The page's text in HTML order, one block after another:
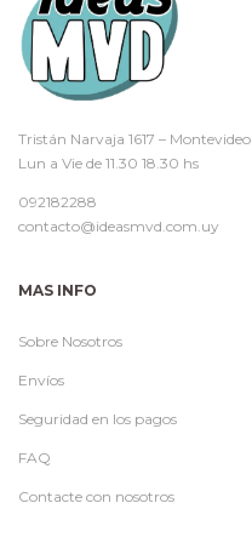
Tristán Narvaja 1617 – Montevideo
Lun a Vie de 11.30 18.30 hs
092182288
contacto@ideasmvd.com.uy
MAS INFO
Sobre Nosotros
Envíos
Seguridad en los pagos
FAQ
Contacte con nosotros